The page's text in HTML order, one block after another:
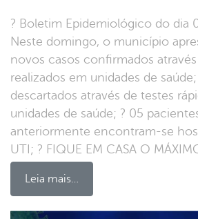
? Boletim Epidemiológico do dia
Neste domingo, o município
novos casos confirmados
realizados em unidades de saúde;
descartados através de testes
unidades de saúde; ? 05
anteriormente encontram-se
UTI; ? FIQUE EM CASA O
Leia mais…